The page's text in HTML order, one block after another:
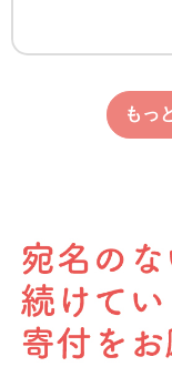
もっ